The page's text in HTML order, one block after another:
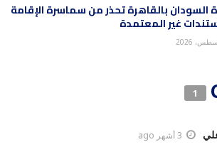
السودان بالقاهرة تحذر من سماسرة الإقامة
غير المعتمدة
1
3 أشهر ago